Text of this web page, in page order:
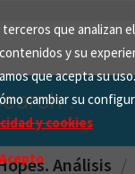
que analizan
y su
que acepta su
cambiar su
y cookies
Análisis